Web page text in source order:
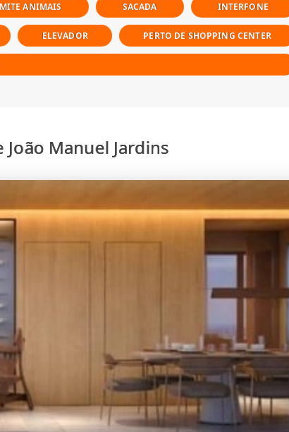
ANIMAIS SACADA INTERFONE
ELEVADOR PERTO DE SHOPPING CENTER
Manuel Jardins